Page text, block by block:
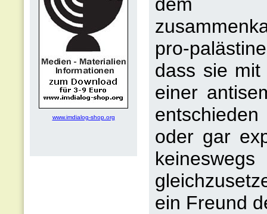
www.imdialog-shop.org
pro-
dass sie mit
einer
oder gar
ein Freund